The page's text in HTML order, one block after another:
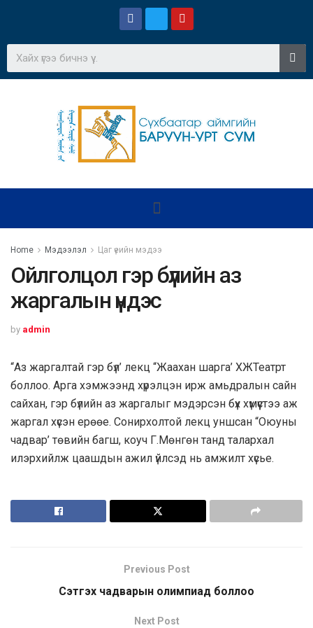
Home Мэдээлэл Цаг үеийн мэдээ
Ойлголцол гэр бүлийн аз
жаргалын үндэс
by admin
“Аз жаргалтай гэр бүл’ лекц “Жаахан шарга’ ХЖТеатрт
боллоо. Арга хэмжээнд хүрэлцэн ирж амьдралын сайн
сайхан, гэр бүлийн аз жаргалыг мэдэрсэн бүх хүмүүстээ аж
жаргал хүсэн ерөөе. Сонирхолтой лекц уншсан “Оюуны
чадвар’ төвийн багш, коуч Г.Мөнгөн танд талархал
илэрхийлж цаашдын ажил үйлсэд нь амжилт хүсье.
Previous Post
Сэтгэх чадварын олимпиад боллоо
Next Post